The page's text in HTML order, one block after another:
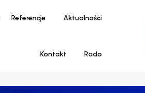
Referencje Aktualności
Kontakt Rodo